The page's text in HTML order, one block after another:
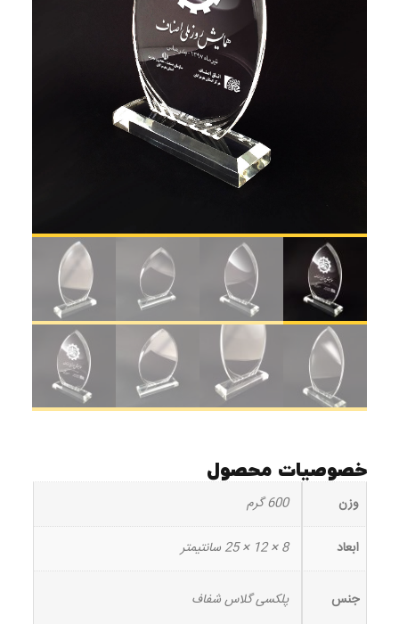
خصوصیات محصول
وزن 600 گرم
ابعاد 8 × 12 × 25 سانتیمتر
جنس پلکسی گلاس شفاف